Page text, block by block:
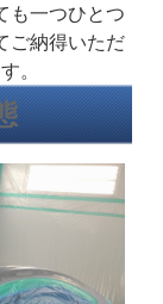
も一つひとつ
ご納得いただ
。